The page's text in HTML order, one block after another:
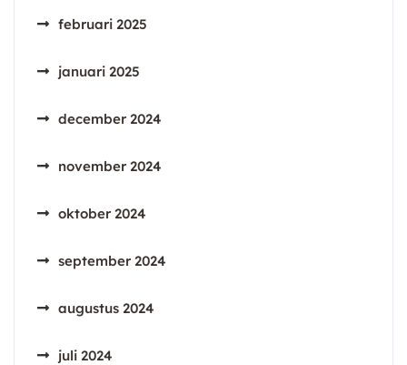
februari 2025
januari 2025
december 2024
november 2024
oktober 2024
september 2024
augustus 2024
juli 2024